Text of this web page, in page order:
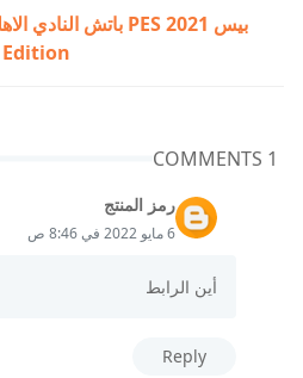
Edition
1 COMMENTS
رمز المنتج
6 مايو 2022 في 8:46 ص
أين الرابط
Reply